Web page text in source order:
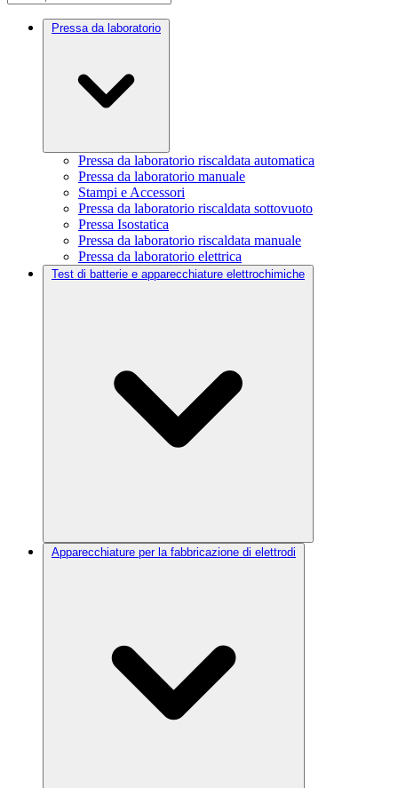
Pressa da laboratorio
Pressa da laboratorio riscaldata automatica
Pressa da laboratorio manuale
Stampi e Accessori
Pressa da laboratorio riscaldata sottovuoto
Pressa Isostatica
Pressa da laboratorio riscaldata manuale
Pressa da laboratorio elettrica
Test di batterie e apparecchiature elettrochimiche
Apparecchiature per la fabbricazione di elettrodi